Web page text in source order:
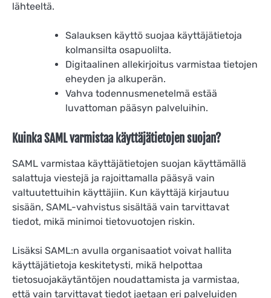
lähteeltä.
Salauksen käyttö suojaa käyttäjätietoja
kolmansilta osapuolilta.
Digitaalinen allekirjoitus varmistaa tietojen
eheyden ja alkuperän.
Vahva todennusmenetelmä estää
luvattoman pääsyn palveluihin.
Kuinka SAML varmistaa käyttäjätietojen suojan?
SAML varmistaa käyttäjätietojen suojan käyttämällä
salattuja viestejä ja rajoittamalla pääsyä vain
valtuutettuihin käyttäjiin. Kun käyttäjä kirjautuu
sisään, SAML-vahvistus sisältää vain tarvittavat
tiedot, mikä minimoi tietovuotojen riskin.
Lisäksi SAML:n avulla organisaatiot voivat hallita
käyttäjätietoja keskitetysti, mikä helpottaa
tietosuojakäytäntöjen noudattamista ja varmistaa,
että vain tarvittavat tiedot jaetaan eri palveluiden